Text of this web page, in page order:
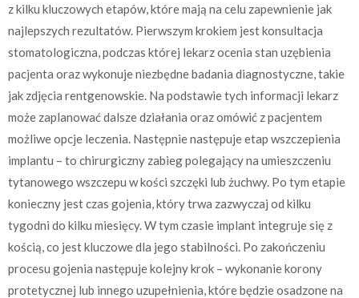
z kilku kluczowych etapów, które mają na celu zapewnienie jak
najlepszych rezultatów. Pierwszym krokiem jest konsultacja
stomatologiczna, podczas której lekarz ocenia stan uzębienia
pacjenta oraz wykonuje niezbędne badania diagnostyczne, takie
jak zdjęcia rentgenowskie. Na podstawie tych informacji lekarz
może zaplanować dalsze działania oraz omówić z pacjentem
możliwe opcje leczenia. Następnie następuje etap wszczepienia
implantu – to chirurgiczny zabieg polegający na umieszczeniu
tytanowego wszczepu w kości szczęki lub żuchwy. Po tym etapie
konieczny jest czas gojenia, który trwa zazwyczaj od kilku
tygodni do kilku miesięcy. W tym czasie implant integruje się z
kością, co jest kluczowe dla jego stabilności. Po zakończeniu
procesu gojenia następuje kolejny krok – wykonanie korony
protetycznej lub innego uzupełnienia, które będzie osadzone na